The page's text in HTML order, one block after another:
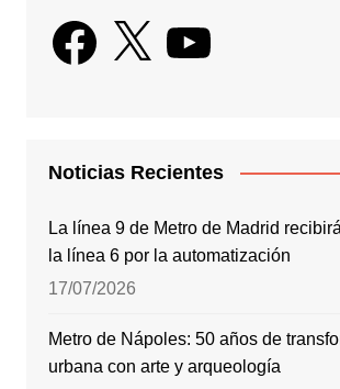
Facebook
X YouTube
Noticias Recientes
La línea 9 de Metro de Madrid
la línea 6 por la automatización
17/07/2026
Metro de Nápoles: 50 años de
urbana con arte y arqueología